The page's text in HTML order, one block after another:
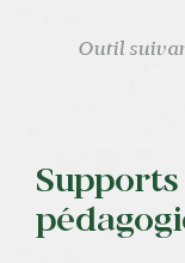
Notre équipe
Outil